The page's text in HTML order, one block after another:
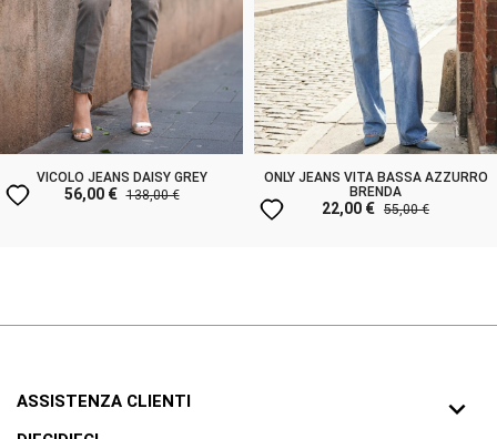
VICOLO JEANS DAISY GREY
56,00 € 138,00 €
favorite
ONLY JEANS VITA BASSA AZZURRO
BRENDA
22,00 € 55,00 €
favorite
ASSISTENZA CLIENTI 